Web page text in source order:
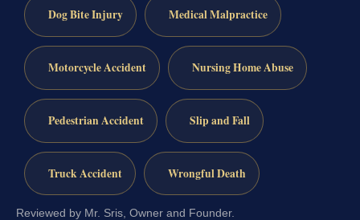
Dog Bite Injury Medical Malpractice
Motorcycle Accident Nursing Home Abuse
Pedestrian Accident Slip and Fall
Truck Accident Wrongful Death
Reviewed by Mr. Sris, Owner and Founder.